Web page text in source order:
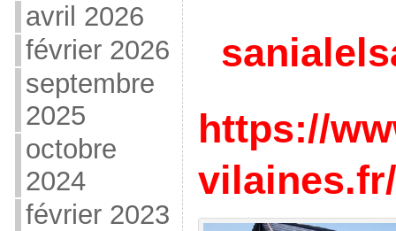
avril 2026
février 2026
septembre
2025
octobre
2024
février 2023
https://